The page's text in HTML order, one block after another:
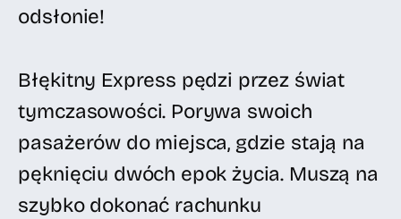
odsłonie!
Błękitny Express pędzi przez świat
tymczasowości. Porywa swoich
pasażerów do miejsca, gdzie stają na
pęknięciu dwóch epok życia. Muszą na
szybko dokonać rachunku